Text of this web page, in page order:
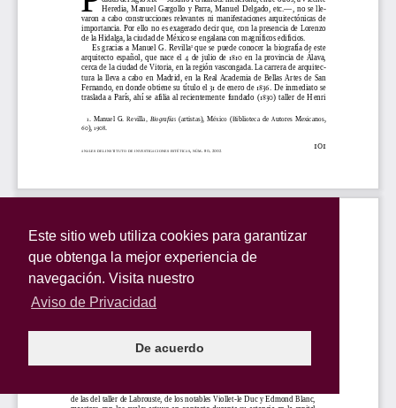
Este sitio web utiliza cookies para garantizar
que obtenga la mejor experiencia de
navegación. Visita nuestro
Aviso de Privacidad
De acuerdo